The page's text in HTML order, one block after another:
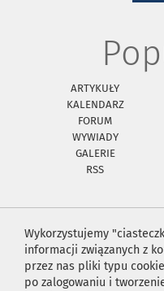
ARTYKUŁY
KALENDARZ
FORUM
WYWIADY
GALERIE
RSS
Wykorzystujemy
informacji związanych z
przez nas pliki typu
po zalogowaniu i